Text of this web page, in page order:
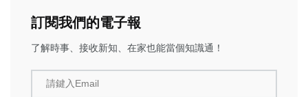
訂閱我們的電子報
了解時事、接收新知、在家也能當個知識通！
請鍵入Email